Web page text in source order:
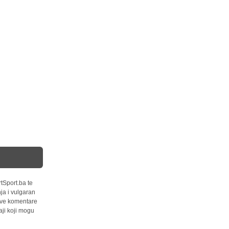
te
i vulgaran
komentare
koji mogu